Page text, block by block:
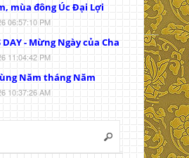
mùa đông Úc Đại Lợi
06:57:10 PM
DAY - Mừng Ngày của Cha
11:04:42 PM
Năm tháng Năm
10:37:26 AM